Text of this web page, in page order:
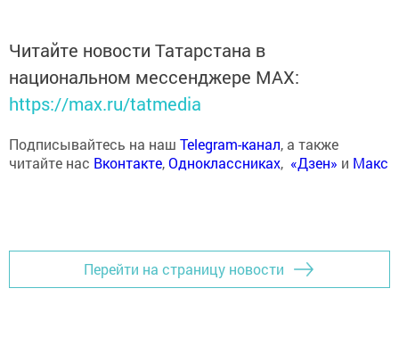
Читайте новости Татарстана в
национальном мессенджере MАХ:
https://max.ru/tatmedia
Подписывайтесь на наш Telegram-канал, а также
читайте нас Вконтакте,Одноклассниках, «Дзен» и Макс
Перейти на страницу новости